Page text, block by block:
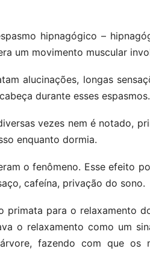
hipnagógico –
um movimento muscular
alucinações, longas
durante esses espasmos.
vezes nem é notado,
enquanto dormia.
o fenômeno. Esse efeito
cafeína, privação do sono.
primata para o relaxamento
o relaxamento como um
fazendo com que os